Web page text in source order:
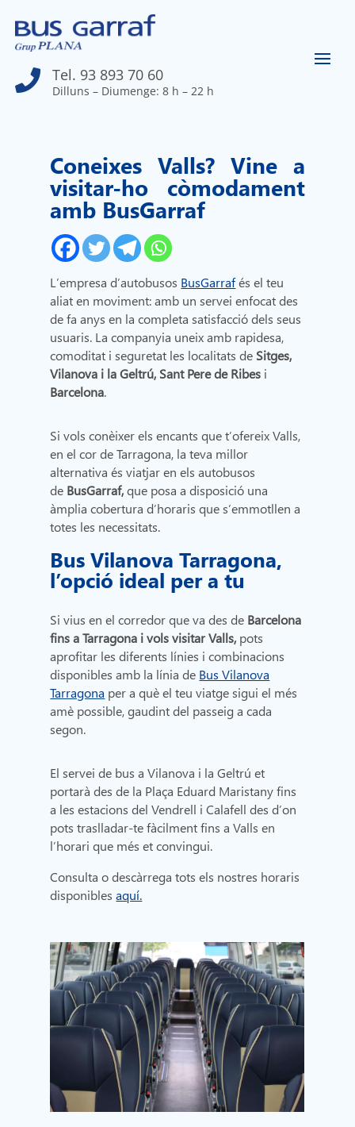
 Tel. 93 893 70 60
Dilluns – Diumenge: 8 h – 22 h
Coneixes Valls? Vine a
visitar-ho còmodament
amb BusGarraf
L’empresa d’autobusos BusGarrafés el teu
aliat en moviment: amb un servei enfocat des
de fa anys en la completa satisfacció dels seus
usuaris. La companyia uneix amb rapidesa,
comoditat i seguretat les localitats de Sitges,
Vilanova i la Geltrú, Sant Pere de Ribes i
Barcelona.
Si vols conèixer els encants que t’ofereix Valls,
en el cor de Tarragona, la teva millor
alternativa és viatjar en els autobusos
de BusGarraf,que posa a disposició una
àmplia cobertura d’horaris que s’emmotllen a
totes les necessitats.
Bus Vilanova Tarragona,
l’opció ideal per a tu
Si vius en el corredor que va des de Barcelona
fins a Tarragona i vols visitar Valls, pots
aprofitar les diferents línies i combinacions
disponibles amb la línia de Bus Vilanova
Tarragona per a què el teu viatge sigui el més
amè possible, gaudint del passeig a cada
segon.
El servei de bus a Vilanova i la Geltrú et
portarà des de la Plaça Eduard Maristany fins
a les estacions del Vendrell i Calafell des d’on
pots traslladar-te fàcilment fins a Valls en
l’horari que més et convingui.
Consulta o descàrrega tots els nostres horaris
disponiblesaquí.